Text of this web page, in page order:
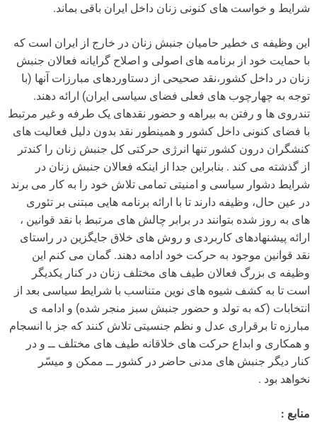
شرایط و خواست های کنونی زنان داخل ایران باقی بماند.
این وظیفه ی خطیر حامیان جنبش زنان در خارج از ایران است که
با حمایت خود از برنامه های اصولی و اصلاح گرایانه فعالان جنبش
زنان در داخل کشور،نقد صحیحی از دستاوردهای مبارزات آنها (با
توجه به چهارچوب های فعلی فضای سیاسی ایران) ارائه دهند.
تندروی ها و رفتن به بیراهه و حضور نقدهای یک طرفه و غیر مرتبط
با فضای کنونی داخل کشور و همینطور نقد بدون دلیل فعالیت های
کنشگران درون کشور تنها انرژی حرکتی کل جنبش زنان را کندتر
از گذشته می کند . بنابراین جدا از اینکه فعالان جنبش زنان در
شرایط دشوار سیاسی و امنیتی تمامی تلاش خود را به کار می برند
در عین حال، وظیفه دارند تا با ارائه برنامه هایی مبتنی بر تئوری
های به روز شده بتوانند در برابر چالش های مرتبط با نقد قوانین ،
ارائه پیشنهادهای کاربردی و روش های خلاق جایگزین در راستای
نقد قوانین موجود به حرکت خود ادامه دهند. گمان می کنم این
وظیفه ی بزرگ فعالان طیف های مختلف زنان در کنار یکدیگر
است تا به کشف شیوه های نوین متناسب با شرایط سیاسی بعد از
انتخابات (که به تولد و حضور جنبش سبز منجر شده) و ادامه ی
مبارزه تا برقراری عدل و نظم جنسیتی تلاش کنند که جز با انسجام
و همکاری و ابداع حرکت های خلاقانه طیف های مختلف ــ و در
کنار دیگر جنبش های مدنی حاضر در کشور ــ ممکن و میسّر
نخواهد بود .
منابع :